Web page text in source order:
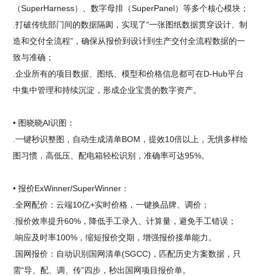
（SuperHarness）、数字母排（SuperPanel）等多个核心模块；
.打破传统部门间的数据隔阂，实现了“一张图纸数据贯穿设计、制
造和交付全流程”，确保从报价到设计到生产交付全流程数据的一
致与准确；
.企业所有的项目数据、图纸、模型和价格信息都可在D-Hub平台
中集中管理和持续沉淀，形成企业宝贵的数字资产。
• 图晓晓AI识图：
.一键秒识整图，自动生成清单BOM，提效10倍以上，无惧多样绘
图习惯，高低压、配电箱轻松识别，准确率可达95%。
• 报价ExWinner/SuperWinner：
.全网配价：云端10亿+实时价格，一键换品牌、调价；
.报价效率提升60%，降低手工录入、计算量，避免手工错误；
.响应及时率100%，缩短报价交期，增强报价接单能力。
.国网报价：自动识别国网清单(SGCC)，匹配历史方案数据，只
需“导、配、调、传”四步，秒出国网项目报价单。